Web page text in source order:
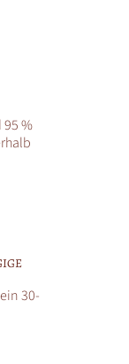
95 %
30-